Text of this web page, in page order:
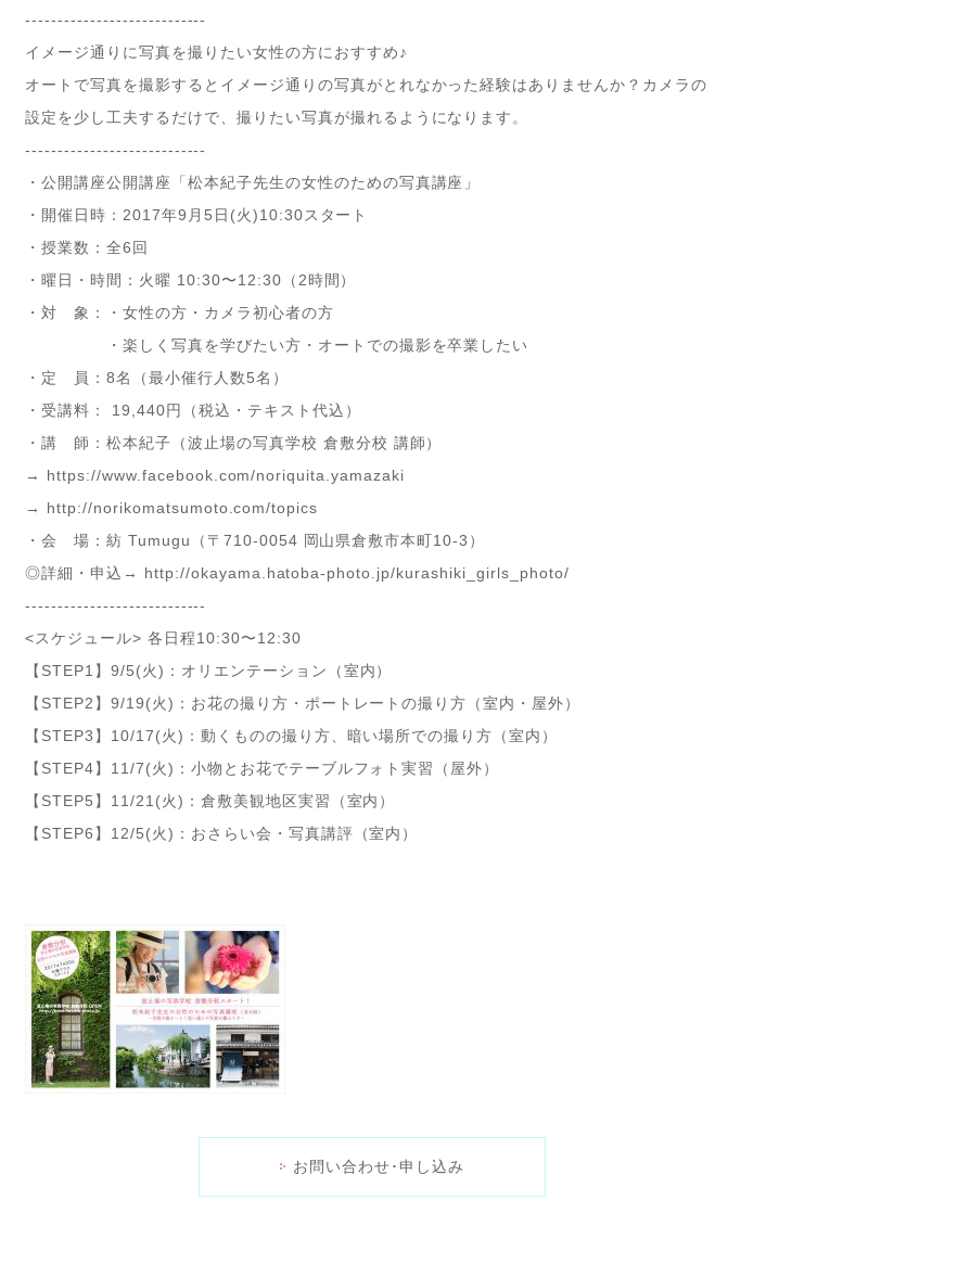
----------------------------
イメージ通りに写真を撮りたい女性の方におすすめ♪
オートで写真を撮影するとイメージ通りの写真がとれなかった経験はありませんか？カメラの
設定を少し工夫するだけで、撮りたい写真が撮れるようになります。
----------------------------
・公開講座公開講座「松本紀子先生の女性のための写真講座」
・開催日時：2017年9月5日(火)10:30スタート
・授業数：全6回
・曜日・時間：火曜 10:30〜12:30（2時間）
・対 象：・女性の方・カメラ初心者の方
・楽しく写真を学びたい方・オートでの撮影を卒業したい
・定 員：8名（最小催行人数5名）
・受講料： 19,440円（税込・テキスト代込）
・講 師：松本紀子（波止場の写真学校 倉敷分校 講師）
→ https://www.facebook.com/noriquita.yamazaki
→ http://norikomatsumoto.com/topics
・会 場：紡 Tumugu（〒710-0054 岡山県倉敷市本町10-3）
◎詳細・申込→ http://okayama.hatoba-photo.jp/kurashiki_girls_photo/
----------------------------
<スケジュール> 各日程10:30〜12:30
【STEP1】9/5(火)：オリエンテーション（室内）
【STEP2】9/19(火)：お花の撮り方・ポートレートの撮り方（室内・屋外）
【STEP3】10/17(火)：動くものの撮り方、暗い場所での撮り方（室内）
【STEP4】11/7(火)：小物とお花でテーブルフォト実習（屋外）
【STEP5】11/21(火)：倉敷美観地区実習（室内）
【STEP6】12/5(火)：おさらい会・写真講評（室内）
お問い合わせ･申し込み